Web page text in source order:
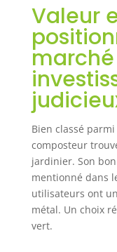
Valeur
marché
Bien classé
composteur
jardinier. Son
mentionné dans
utilisateurs ont
métal. Un choix
vert.